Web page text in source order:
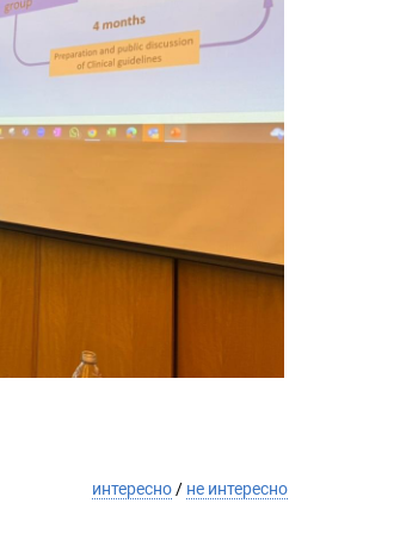
интересно/ не интересно